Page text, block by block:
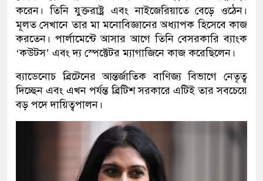
করেন। তিনি যুক্তরাষ্ট্র এবং নাইজেরিয়াতে বেড়ে ওঠেন।
মূলত সেখানে তার মা মনোবিজ্ঞানের অধ্যাপক হিসেবে কাজ
করতেন। পার্লামেন্টে আসার আগে তিনি বেসরকারি ব্যাংক
‘কউটস’ এবং দ্য স্পেক্টেটর ম্যাগাজিনে কাজ করেছিলেন।
ব্যাডেনোচ ব্রিটেনের আন্তর্জাতিক বাণিজ্য বিভাগে নেতৃত্ব
দিচ্ছেন এবং এখন পর্যন্ত ব্রিটিশ সরকারে এটিই তার সবচেয়ে
বড় পদে দায়িত্বপালন।